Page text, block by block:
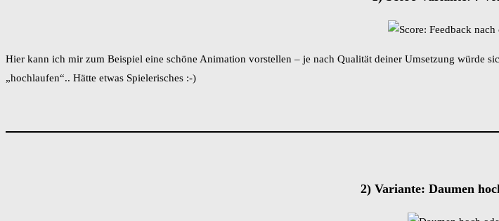
Hier kann ich mir zum Beispiel eine schöne Animation vorstellen – je nach Qualität deiner Umsetzung würde
„hochlaufen“.. Hätte etwas Spielerisches :-)
2) Variante: Daumen